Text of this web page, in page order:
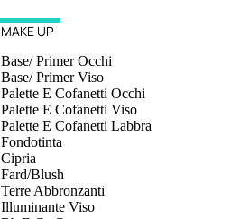
MAKE UP
Base/ Primer Occhi
Base/ Primer Viso
Palette E Cofanetti Occhi
Palette E Cofanetti Viso
Palette E Cofanetti Labbra
Fondotinta
Cipria
Fard/Blush
Terre Abbronzanti
Illuminante Viso